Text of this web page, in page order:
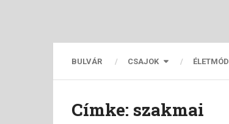
BULVÁR CSAJOK ÉLETMÓD
Címke: szakmai